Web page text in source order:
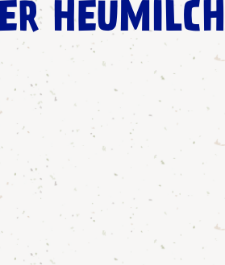
HEUMILCH